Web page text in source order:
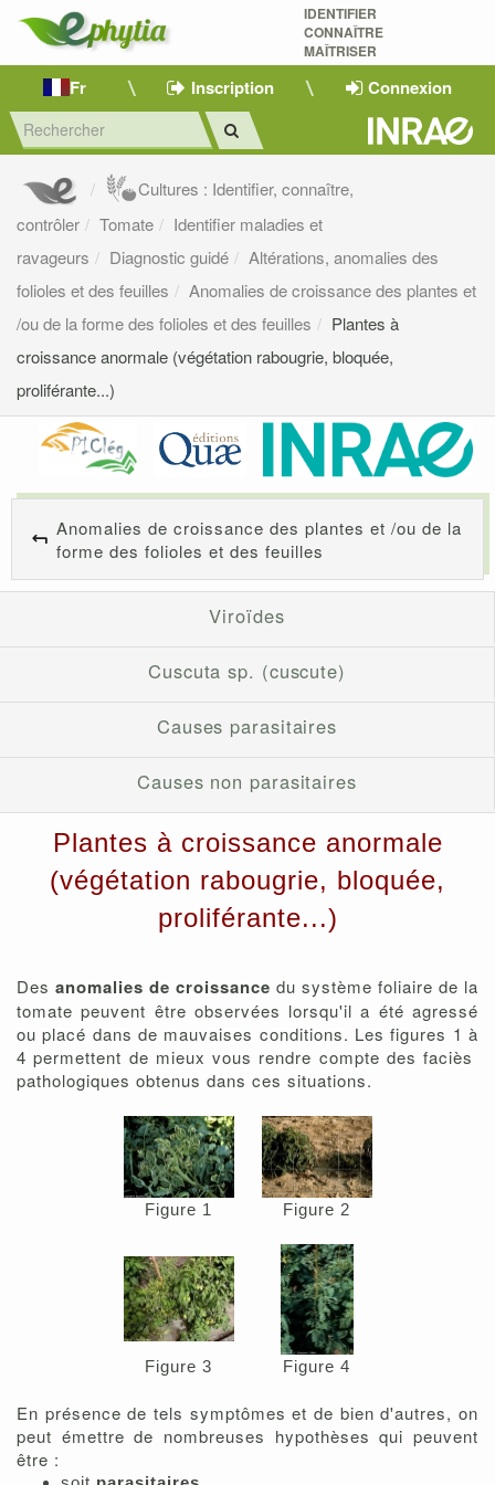
IDENTIFIER
CONNAÎTRE
MAÎTRISER
Fr Inscription Connexion
Cultures : Identifier, connaître,
contrôler
Tomate
Identifier maladies et
ravageurs
Diagnostic guidé
Altérations, anomalies des
folioles et des feuilles
Anomalies de croissance des plantes et
/ou de la forme des folioles et des feuilles
Plantes à
croissance anormale (végétation rabougrie, bloquée,
proliférante...)
Anomalies de croissance des plantes et /ou de la
forme des folioles et des feuilles
Viroïdes
Cuscuta sp. (cuscute)
Causes parasitaires
Causes non parasitaires
Plantes à croissance anormale
(végétation rabougrie, bloquée,
proliférante...)
Des anomalies de croissance du système foliaire de la
tomate peuvent être observées lorsqu'il a été agressé
ou placé dans de mauvaises conditions. Les figures 1 à
4 permettent de mieux vous rendre compte des faciès
pathologiques obtenus dans ces situations.
Figure 1 Figure 2
Figure 3 Figure 4
En présence de tels symptômes et de bien d'autres, on
peut émettre de nombreuses hypothèses qui peuvent
être :